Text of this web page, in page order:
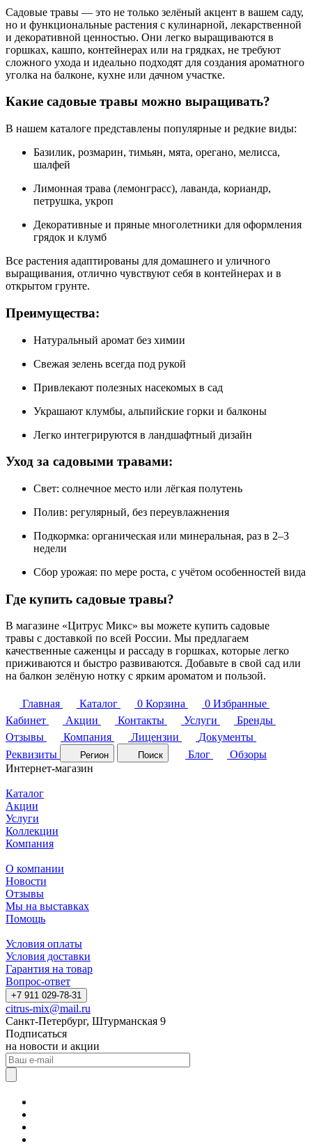
Садовые травы — это не только зелёный акцент в вашем саду,
но и функциональные растения с кулинарной, лекарственной
и декоративной ценностью. Они легко выращиваются в
горшках, кашпо, контейнерах или на грядках, не требуют
сложного ухода и идеально подходят для создания ароматного
уголка на балконе, кухне или дачном участке.
Какие садовые травы можно выращивать?
В нашем каталоге представлены популярные и редкие виды:
Базилик, розмарин, тимьян, мята, орегано, мелисса,
шалфей
Лимонная трава (лемонграсс), лаванда, кориандр,
петрушка, укроп
Декоративные и пряные многолетники для оформления
грядок и клумб
Все растения адаптированы для домашнего и уличного
выращивания, отлично чувствуют себя в контейнерах и в
открытом грунте.
Преимущества:
Натуральный аромат без химии
Свежая зелень всегда под рукой
Привлекают полезных насекомых в сад
Украшают клумбы, альпийские горки и балконы
Легко интегрируются в ландшафтный дизайн
Уход за садовыми травами:
Свет: солнечное место или лёгкая полутень
Полив: регулярный, без переувлажнения
Подкормка: органическая или минеральная, раз в 2–3
недели
Сбор урожая: по мере роста, с учётом особенностей вида
Где купить садовые травы?
В магазине «Цитрус Микс» вы можете купить садовые
травы с доставкой по всей России. Мы предлагаем
качественные саженцы и рассаду в горшках, которые легко
приживаются и быстро развиваются. Добавьте в свой сад или
на балкон зелёную нотку с ярким ароматом и пользой.
Главная Каталог 0 Корзина 0 Избранные
Кабинет
Акции Контакты Услуги
Бренды
Отзывы
Компания Лицензии
Документы
Реквизиты
Регион Поиск Блог
Обзоры
Интернет-магазин
Каталог
Акции
Услуги
Коллекции
Компания
О компании
Новости
Отзывы
Мы на выставках
Помощь
Условия оплаты
Условия доставки
Гарантия на товар
Вопрос-ответ
+7 911 029-78-31
citrus-mix@mail.ru
Санкт-Петербург, Штурманская 9
Подписаться
на новости и акции